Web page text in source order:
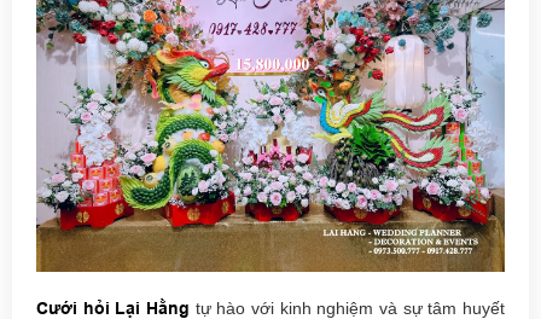
Cưới hỏi Lại Hằng tự hào với kinh nghiệm và sự tâm huyết